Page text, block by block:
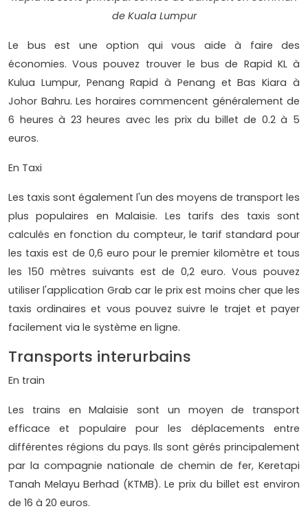
de Kuala Lumpur
Le bus est une option qui vous aide à faire des
économies. Vous pouvez trouver le bus de Rapid KL à
Kulua Lumpur, Penang Rapid à Penang et Bas Kiara à
Johor Bahru. Les horaires commencent généralement de
6 heures à 23 heures avec les prix du billet de 0.2 à 5
euros.
En Taxi
Les taxis sont également l'un des moyens de transport les
plus populaires en Malaisie. Les tarifs des taxis sont
calculés en fonction du compteur, le tarif standard pour
les taxis est de 0,6 euro pour le premier kilomètre et tous
les 150 mètres suivants est de 0,2 euro. Vous pouvez
utiliser l'application Grab car le prix est moins cher que les
taxis ordinaires et vous pouvez suivre le trajet et payer
facilement via le système en ligne.
Transports interurbains
En train
Les trains en Malaisie sont un moyen de transport
efficace et populaire pour les déplacements entre
différentes régions du pays. Ils sont gérés principalement
par la compagnie nationale de chemin de fer, Keretapi
Tanah Melayu Berhad (KTMB). Le prix du billet est environ
de 16 à 20 euros.